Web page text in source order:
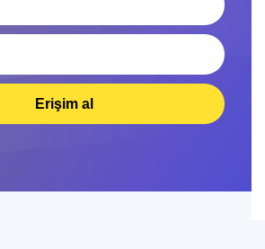
Erişim al